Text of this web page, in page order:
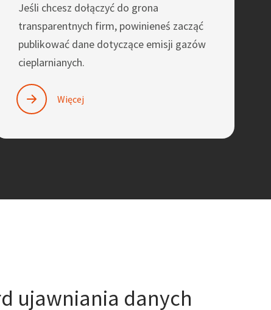
Jeśli chcesz dołączyć do grona
transparentnych firm, powinieneś zacząć
publikować dane dotyczące emisji gazów
cieplarnianych.
Więcej
ujawniania danych